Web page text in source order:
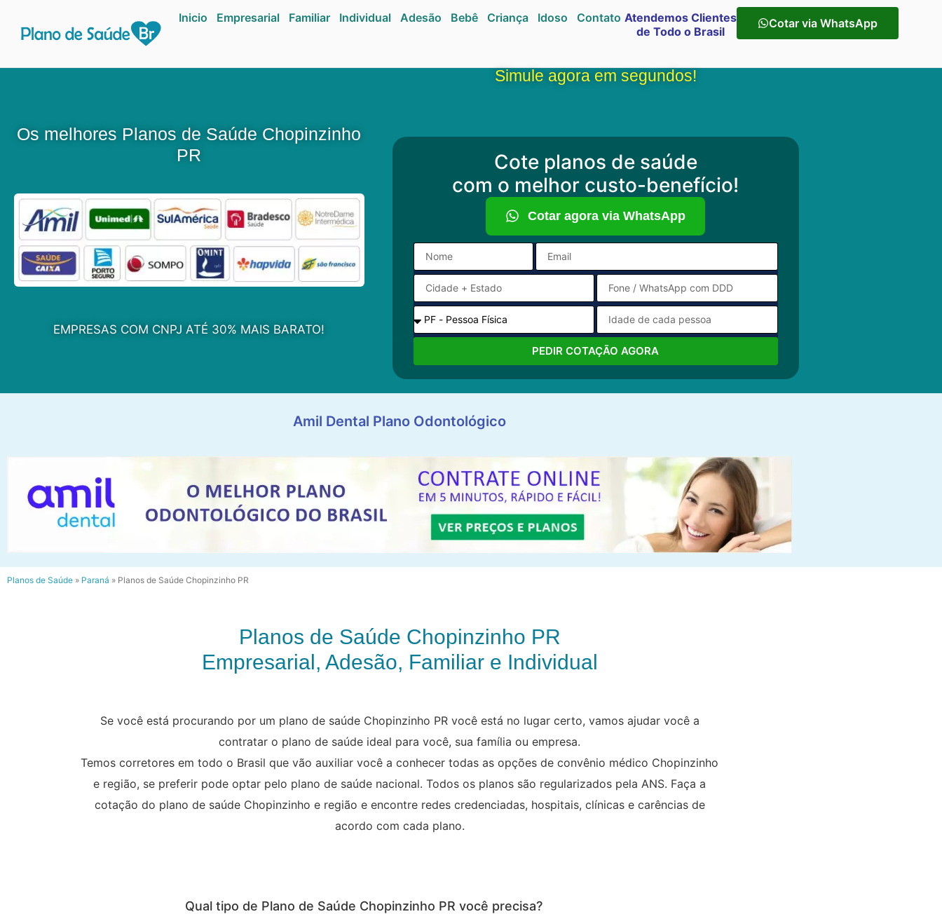
Inicio Empresarial Familiar Individual Adesão Bebê Criança Idoso Contato Atendemos Clientes
de Todo o Brasil
Cotar via WhatsApp
Os melhores Planos de Saúde Chopinzinho
PR
EMPRESAS COM CNPJ ATÉ 30% MAIS BARATO!
Simule agora em segundos!
Cote planos de saúde
com o melhor custo-benefício!
Cotar agora via WhatsApp
PEDIR COTAÇÃO AGORA
Amil Dental Plano Odontológico
Planos de Saúde » Paraná » Planos de Saúde Chopinzinho PR
Planos de Saúde Chopinzinho PR
Empresarial, Adesão, Familiar e Individual
Se você está procurando por um plano de saúde Chopinzinho PR você está no lugar certo, vamos ajudar você a
contratar o plano de saúde ideal para você, sua família ou empresa.
Temos corretores em todo o Brasil que vão auxiliar você a conhecer todas as opções de convênio médico Chopinzinho
e região, se preferir pode optar pelo plano de saúde nacional. Todos os planos são regularizados pela ANS. Faça a
cotação do plano de saúde Chopinzinho e região e encontre redes credenciadas, hospitais, clínicas e carências de
acordo com cada plano.
Qual tipo de Plano de Saúde Chopinzinho PR você precisa?